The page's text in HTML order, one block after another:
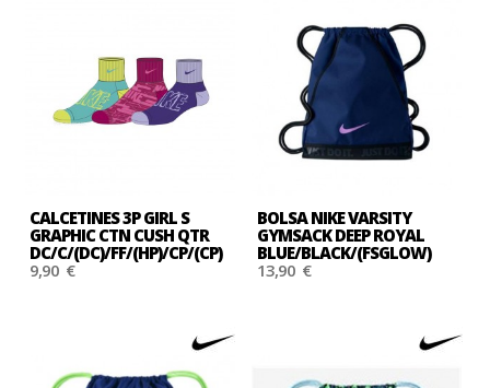
CALCETINES 3P GIRL S
GRAPHIC CTN CUSH QTR
DC/C/(DC)/FF/(HP)/CP/(CP)
9,90 €
BOLSA NIKE VARSITY
GYMSACK DEEP ROYAL
BLUE/BLACK/(FSGLOW)
13,90 €